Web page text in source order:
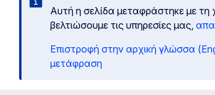
Αυτή η σελίδα μεταφράστηκε με
βελτιώσουμε τις υπηρεσίες μας,
Επιστροφή στην αρχική γλώσσα
μετάφραση